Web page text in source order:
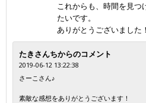
これからも、時間を見つ
たいです。
ありがとうございました！
たきさんちからのコメント
2019-06-12 13:22:38
さーこさん♪
素敵な感想をありがとうございます！